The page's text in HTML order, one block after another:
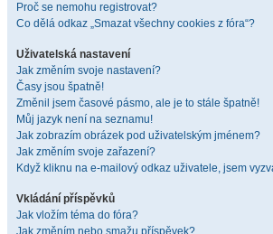
Proč se nemohu registrovat?
Co dělá odkaz „Smazat všechny cookies z fóra“?
Uživatelská nastavení
Jak změním svoje nastavení?
Časy jsou špatně!
Změnil jsem časové pásmo, ale je to stále špatně!
Můj jazyk není na seznamu!
Jak zobrazím obrázek pod uživatelským jménem?
Jak změním svoje zařazení?
Když kliknu na e-mailový odkaz uživatele, jsem
Vkládání příspěvků
Jak vložím téma do fóra?
Jak změním nebo smažu příspěvek?